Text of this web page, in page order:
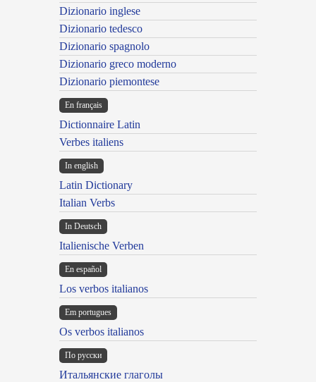
Dizionario inglese
Dizionario tedesco
Dizionario spagnolo
Dizionario greco moderno
Dizionario piemontese
En français
Dictionnaire Latin
Verbes italiens
In english
Latin Dictionary
Italian Verbs
In Deutsch
Italienische Verben
En español
Los verbos italianos
Em portugues
Os verbos italianos
По русски
Итальянские глаголы